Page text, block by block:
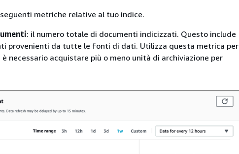
metriche relative al tuo indice.
: il numero totale di documenti indicizzati. Questo include
provenienti da tutte le fonti di dati. Utilizza questa metrica per
necessario acquistare più o meno unità di archiviazione per